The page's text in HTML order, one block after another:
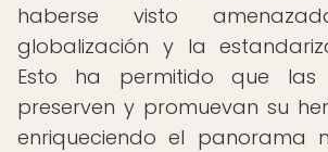
haberse visto
globalización y la
Esto ha permitido que las
preserven y promuevan su
enriqueciendo el panorama